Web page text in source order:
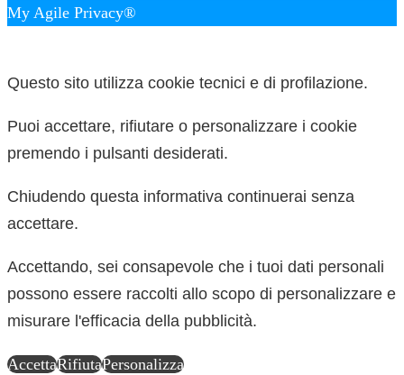
My Agile Privacy®
Questo sito utilizza cookie tecnici e di profilazione.
Puoi accettare, rifiutare o personalizzare i cookie
premendo i pulsanti desiderati.
Chiudendo questa informativa continuerai senza
accettare.
Accettando, sei consapevole che i tuoi dati personali
possono essere raccolti allo scopo di personalizzare e
misurare l'efficacia della pubblicità.
AccettaRifiutaPersonalizza